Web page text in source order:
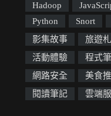
Hadoop
Python
Snort
影集故事
旅遊
活動體驗
程式
網路安全
美食
閱讀筆記
雲端